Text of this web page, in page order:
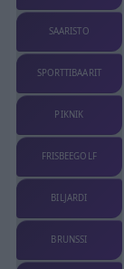
SAARISTO
SPORTTIBAARIT
PIKNIK
FRISBEEGOLF
BILJARDI
BRUNSSI